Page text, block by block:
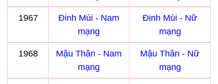
1967
Đinh Mùi - Nam
mạng
Đinh Mùi - Nữ
mạng
1968
Mậu Thân - Nam
mạng
Mậu Thân - Nữ
mạng